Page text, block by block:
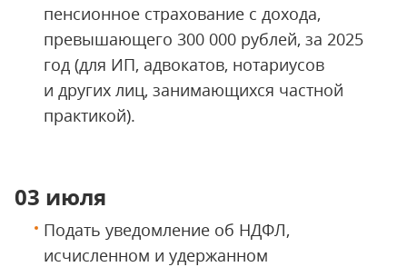
пенсионное страхование с дохода,
превышающего 300 000 рублей, за 2025
год (для ИП, адвокатов, нотариусов
и других лиц, занимающихся частной
практикой).
03 июля
Подать уведомление об НДФЛ,
исчисленном и удержанном